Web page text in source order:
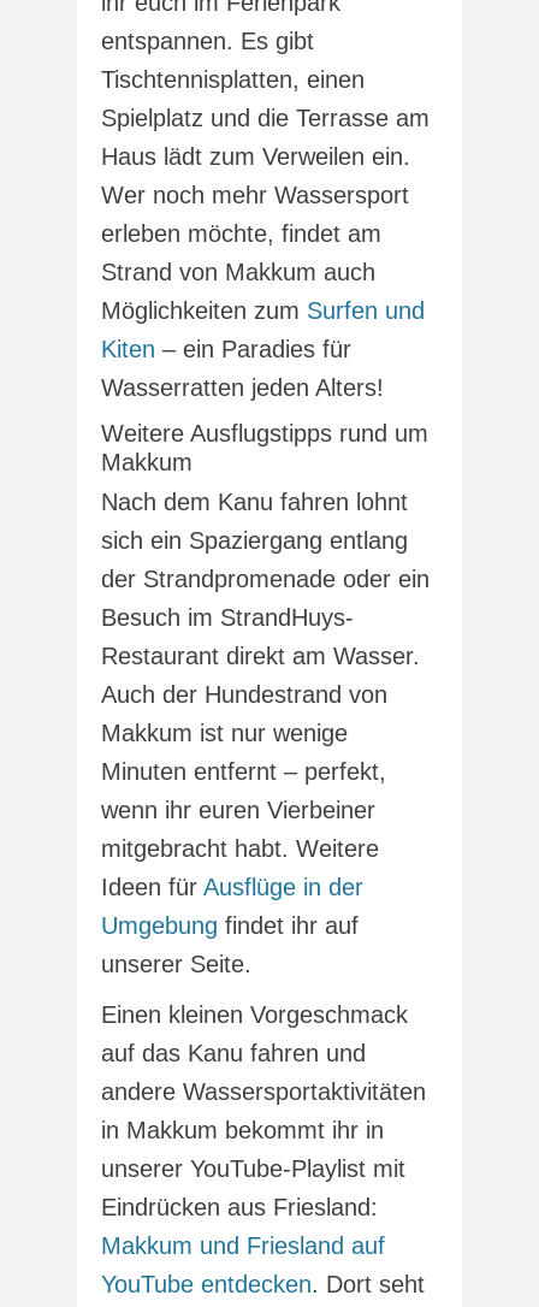
entspannen. Es gibt
Tischtennisplatten, einen
Spielplatz und die Terrasse am
Haus lädt zum Verweilen ein.
Wer noch mehr Wassersport
erleben möchte, findet am
Strand von Makkum auch
Möglichkeiten zum Surfen und
Kiten – ein Paradies für
Wasserratten jeden Alters!
Weitere Ausflugstipps rund um
Makkum
Nach dem Kanu fahren lohnt
sich ein Spaziergang entlang
der Strandpromenade oder ein
Besuch im StrandHuys-
Restaurant direkt am Wasser.
Auch der Hundestrand von
Makkum ist nur wenige
Minuten entfernt – perfekt,
wenn ihr euren Vierbeiner
mitgebracht habt. Weitere
Ideen für Ausflüge in der
Umgebung findet ihr auf
unserer Seite.
Einen kleinen Vorgeschmack
auf das Kanu fahren und
andere Wassersportaktivitäten
in Makkum bekommt ihr in
unserer YouTube-Playlist mit
Eindrücken aus Friesland:
Makkum und Friesland auf
YouTube entdecken. Dort seht